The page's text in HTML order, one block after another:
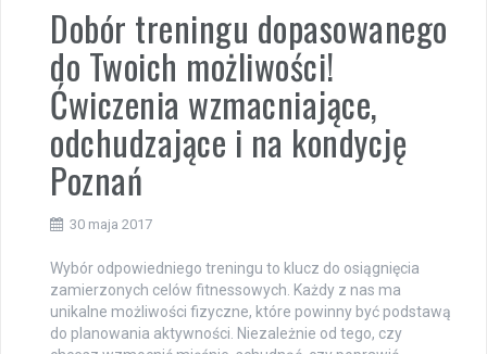
Dobór treningu dopasowanego
do Twoich możliwości!
Ćwiczenia wzmacniające,
odchudzające i na kondycję
Poznań
30 maja 2017
Wybór odpowiedniego treningu to klucz do osiągnięcia
zamierzonych celów fitnessowych. Każdy z nas ma
unikalne możliwości fizyczne, które powinny być podstawą
do planowania aktywności. Niezależnie od tego, czy